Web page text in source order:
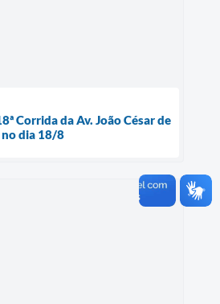
Corrida da Av. João César de
dia 18/8